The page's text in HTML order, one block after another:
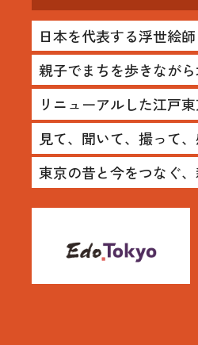
日本を代表する浮世絵
親子でまちを歩きなが
リニューアルした江戸
見て、聞いて、撮って、
東京の昔と今をつなぐ